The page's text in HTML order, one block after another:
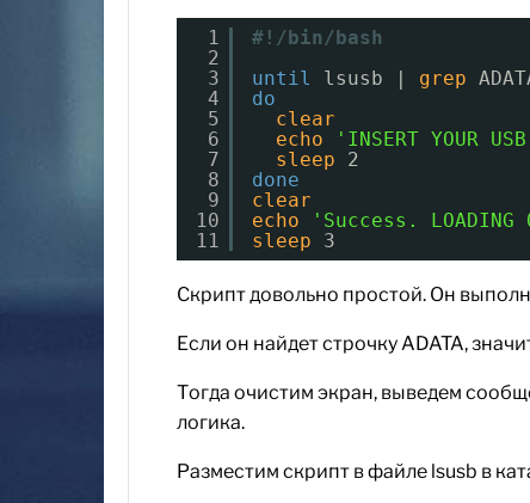
1
2
3
4
5
6
7
8
9
10
11
#!/bin/bash
until
lsusb | grep
do
clear
echo
'INSERT YOUR
sleep
2
done
clear
echo
'Success. LOADING
sleep
3
Скрипт довольно простой. Он
Если он найдет строчку ADATA,
Тогда очистим экран, выведем
логика.
Разместим скрипт в файле lsusb в